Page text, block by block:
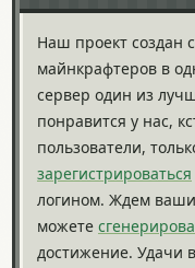
Наш проект создан
майнкрафтеров в
сервер один из
понравится у нас,
пользователи,
зарегистрироваться
логином. Ждем
можете
достижение. Удачи